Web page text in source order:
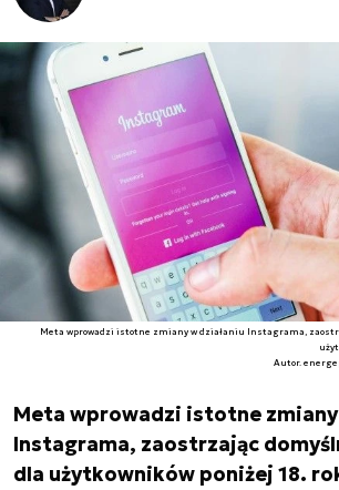
Meta wprowadzi istotne zmiany w działaniu Instagrama,
Autor.
Meta wprowadzi istotne zmiany
Instagrama, zaostrzając
dla użytkowników poniżej 18.